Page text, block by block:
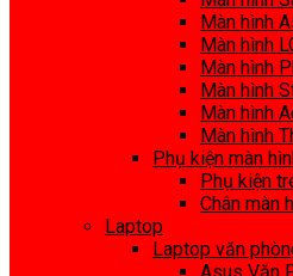
Màn hình
Màn hình
Màn hình
Màn hình
Màn hình
Màn hình
Phụ kiện màn
Phụ kiện
Chân màn
Laptop
Laptop văn